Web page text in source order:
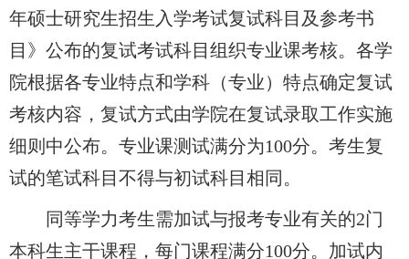
年硕士研究生招生入学考试复试科目及参考书
目》公布的复试考试科目组织专业课考核。各学
院根据各专业特点和学科（专业）特点确定复试
考核内容，复试方式由学院在复试录取工作实施
细则中公布。 专业课测试满分为100分。考生复
试的笔试科目不得与初试科目相同。
同等学力考生需加试与报考专业有关的2门
本科生主干课程，每门课程满分100分。加试内